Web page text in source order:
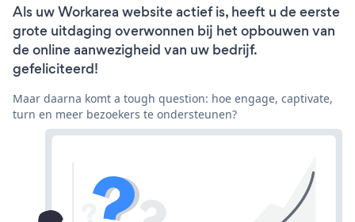
Als uw Workarea website actief is, heeft u de eerste
grote uitdaging overwonnen bij het opbouwen van
de online aanwezigheid van uw bedrijf.
gefeliciteerd!
Maar daarna komt a tough question: hoe engage, captivate,
turn en meer bezoekers te ondersteunen?